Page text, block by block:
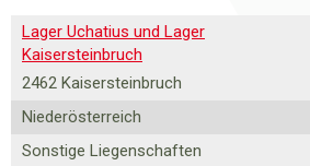
Lager Uchatius und Lager
Kaisersteinbruch
2462 Kaisersteinbruch
Niederösterreich
Sonstige Liegenschaften